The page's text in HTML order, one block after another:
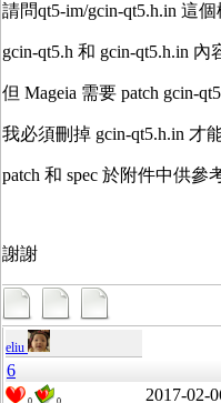
請問qt5-im/gcin-qt5.h.in 這
gcin-qt5.h 和 gcin-qt5.h.in 內
但 Mageia 需要 patch gcin-
我必須刪掉 gcin-qt5.h.in 才
patch 和 spec 於附件中供參
謝謝
eliu
6
2017-02-